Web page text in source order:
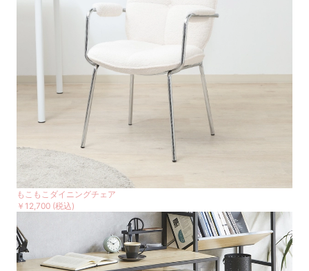
もこもこダイニングチェア
￥12,700 (税込)